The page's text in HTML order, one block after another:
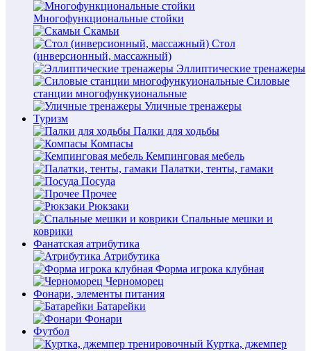
Многофункциональные стойки
Скамьи
Стол
(инверсионный, массажный)
Эллиптические тренажеры
Силовые
станции многофункуиональные
Уличные тренажеры
Туризм
Палки для ходьбы
Компасы
Кемпинговая мебель
Палатки, тенты, гамаки
Посуда
Прочее
Рюкзаки
Спальные мешки и
коврики
Фанатская атрибутика
Атрибутика
Форма игрока клубная
Черноморец
Фонари, элементы питания
Батарейки
Фонари
Футбол
Куртка, джемпер